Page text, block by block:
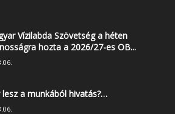
Vízilabda Szövetség a héten
hozta a 2026/27-es OB...
a munkából hivatás?…